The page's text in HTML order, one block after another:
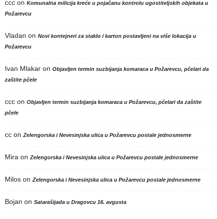
ccc on Komunalna milicija kreće u pojačanu kontrolu ugostiteljskih objekata u
Požarevcu
Vladan on Novi kontejneri za staklo i karton postavljeni na više lokacija u
Požarevcu
Ivan Mlakar on Objavljen termin suzbijanja komaraca u Požarevcu, pčelari da
zaštite pčele
ccc on Objavljen termin suzbijanja komaraca u Požarevcu, pčelari da zaštite
pčele
cc on Zelengorska i Nevesinjska ulica u Požarevcu postale jednosmerne
Mira on Zelengorska i Nevesinjska ulica u Požarevcu postale jednosmerne
Milos on Zelengorska i Nevesinjska ulica u Požarevcu postale jednosmerne
Bojan on Satarašijada u Dragovcu 16. avgusta